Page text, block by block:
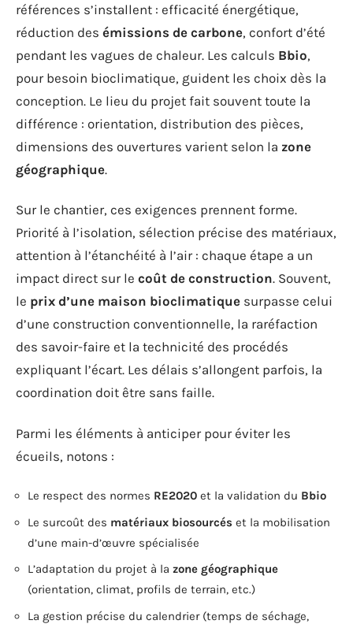
références s’installent : efficacité énergétique,
réduction des émissions de carbone, confort d’été
pendant les vagues de chaleur. Les calculs Bbio,
pour besoin bioclimatique, guident les choix dès la
conception. Le lieu du projet fait souvent toute la
différence : orientation, distribution des pièces,
dimensions des ouvertures varient selon la zone
géographique.
Sur le chantier, ces exigences prennent forme.
Priorité à l’isolation, sélection précise des matériaux,
attention à l’étanchéité à l’air : chaque étape a un
impact direct sur le coût de construction. Souvent,
le prix d’une maison bioclimatique surpasse celui
d’une construction conventionnelle, la raréfaction
des savoir-faire et la technicité des procédés
expliquant l’écart. Les délais s’allongent parfois, la
coordination doit être sans faille.
Parmi les éléments à anticiper pour éviter les
écueils, notons :
Le respect des normes RE2020 et la validation du Bbio
Le surcoût des matériaux biosourcés et la mobilisation
d’une main-d’œuvre spécialisée
L’adaptation du projet à la zone géographique
(orientation, climat, profils de terrain, etc.)
La gestion précise du calendrier (temps de séchage,